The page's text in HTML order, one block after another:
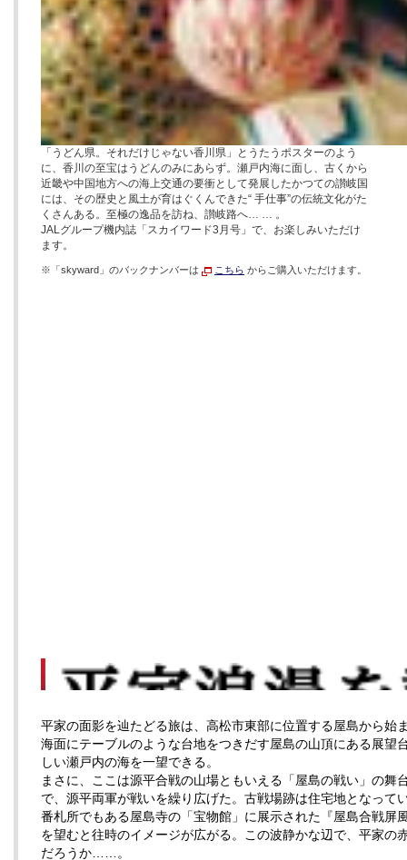
「うどん県。それだけじゃない香川県」とうたうポスターのよう
に、香川の至宝はうどんのみにあらず。瀬戸内海に面し、古くから
近畿や中国地方への海上交通の要衝として発展したかつての讃岐国
には、その歴史と風土が育はぐくんできた“ 手仕事”の伝統文化がた
くさんある。至極の逸品を訪ね、讃岐路へ… … 。
JALグループ機内誌「スカイワード3月号」で、お楽しみいただけ
ます。
※「skyward」のバックナンバーは こちら からご購入いただけます。
平家の面影を辿たどる旅は、高松市東部に位置する屋島から始
海面にテーブルのような台地をつきだす屋島の山頂にある展望
しい瀬戸内の海を一望できる。
まさに、ここは源平合戦の山場ともいえる「屋島の戦い」の舞
で、源平両軍が戦いを繰り広げた。古戦場跡は住宅地となって
番札所でもある屋島寺の「宝物館」に展示された『屋島合戦屏
を望むと往時のイメージが広がる。この波静かな辺で、平家の
だろうか……。